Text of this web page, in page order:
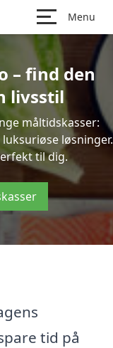
Menu
– find den
livsstil
måltidskasser:
løsninger.
til dig.
tid på